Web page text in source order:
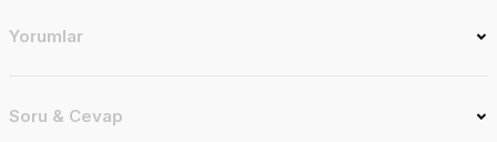
Yorumlar
Soru & Cevap